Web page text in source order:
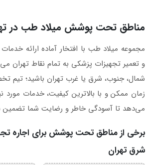
مناطق تحت پوشش میلاد طب در
مجموعه میلاد طب با افتخار آماده ارائه
و تعمیر تجهیزات پزشکی به تمام نقاط تهران
شمال، جنوب، شرق یا غرب تهران باشید؛ تیم
زمان ممکن و با بالاترین کیفیت، خدمات مورد
می‌دهد تا آسودگی خاطر و رضایت شما تضمین
برخی از مناطق تحت پوشش برای اجاره
شرق تهران